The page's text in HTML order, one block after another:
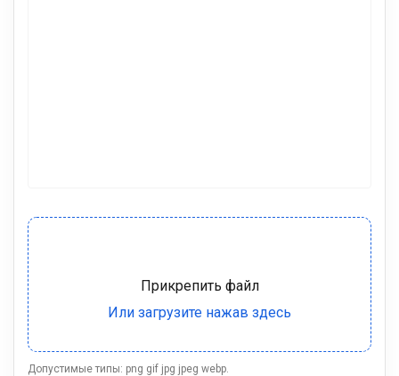
Допустимые типы: png gif jpg jpeg webp.